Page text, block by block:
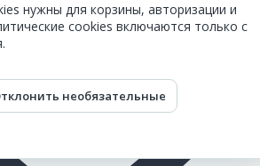
нужны для корзины, авторизации и
cookies включаются только с
необязательные